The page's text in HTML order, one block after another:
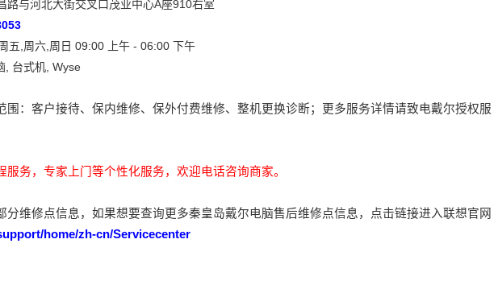
路与河北大街交叉口茂业中心A座910右室
五,周六,周日 09:00 上午 - 06:00 下午
, 台式机, Wyse
围：客户接待、保内维修、保外付费维修、整机更换诊断；更多服务详情请致电戴尔授权服
务，专家上门等个性化服务，欢迎电话咨询商家。
分维修点信息，如果想要查询更多秦皇岛戴尔电脑售后维修点信息，点击链接进入联想官网
home/zh-cn/Servicecenter